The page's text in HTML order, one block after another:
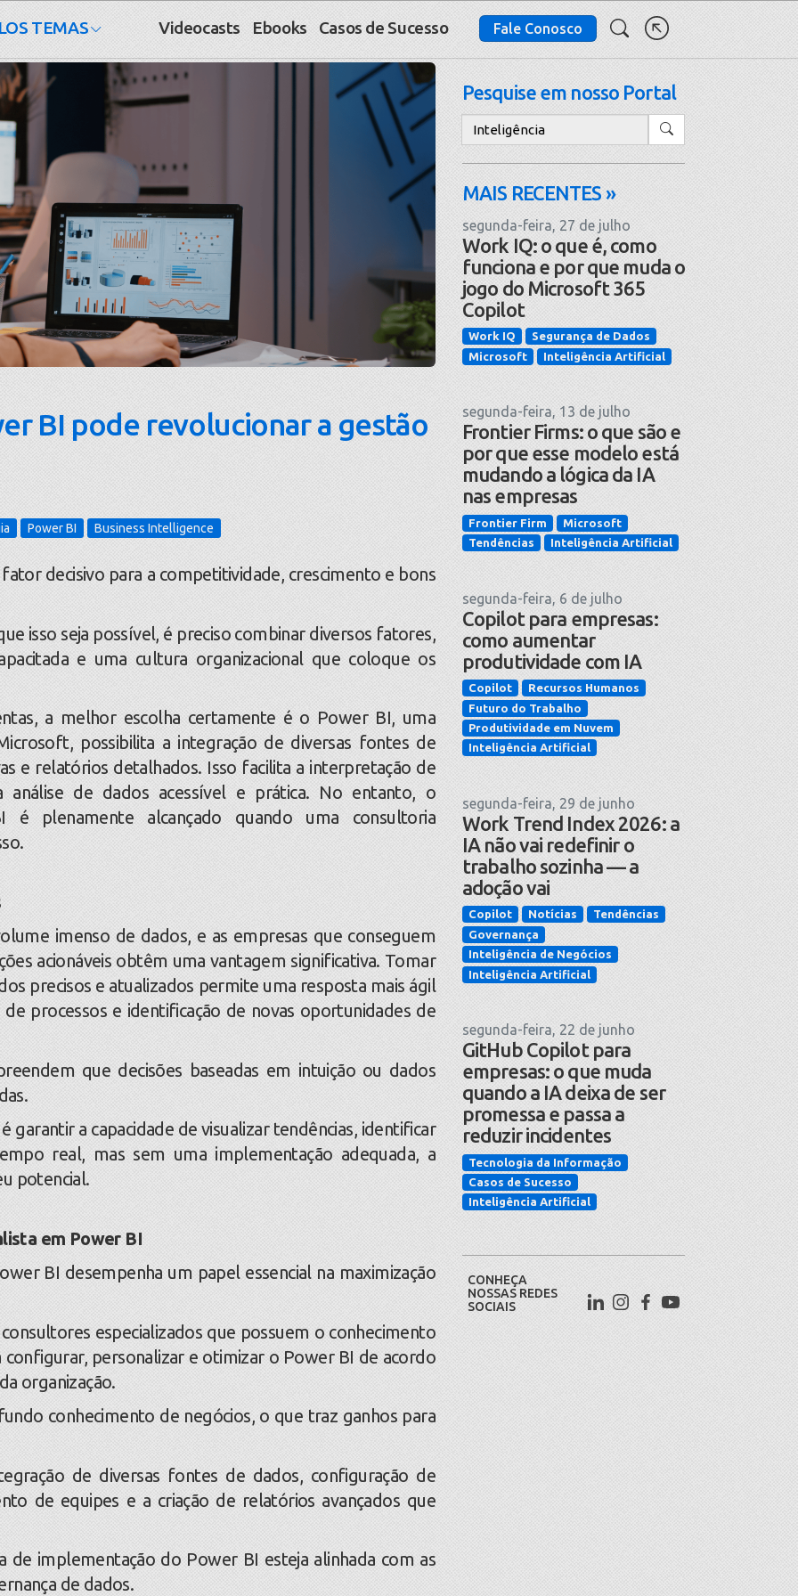
TEMAS Videocasts Ebooks Casos de Sucesso Fale Conosco
BI pode revolucionar a gestão
Power BI Business Intelligence
decisivo para a competitividade, crescimento e bons
isso seja possível, é preciso combinar diversos fatores,
e uma cultura organizacional que coloque os
a melhor escolha certamente é o Power BI, uma
possibilita a integração de diversas fontes de
e relatórios detalhados. Isso facilita a interpretação de
análise de dados acessível e prática. No entanto, o
plenamente alcançado quando uma consultoria
imenso de dados, e as empresas que conseguem
acionáveis obtêm uma vantagem significativa. Tomar
precisos e atualizados permite uma resposta mais ágil
processos e identificação de novas oportunidades de
que decisões baseadas em intuição ou dados
a capacidade de visualizar tendências, identificar
real, mas sem uma implementação adequada, a
potencial.
em Power BI
BI desempenha um papel essencial na maximização
especializados que possuem o conhecimento
configurar, personalizar e otimizar o Power BI de acordo
organização.
conhecimento de negócios, o que traz ganhos para
de diversas fontes de dados, configuração de
de equipes e a criação de relatórios avançados que
implementação do Power BI esteja alinhada com as
de dados.
Pesquise em nosso Portal
Pesquisar
MAIS RECENTES »
segunda-feira, 27 de julho
Work IQ: o que é, como
funciona e por que muda o
jogo do Microsoft 365
Copilot
Work IQ
Segurança de Dados
Microsoft
Inteligência Artificial
segunda-feira, 13 de julho
Frontier Firms: o que são e
por que esse modelo está
mudando a lógica da IA
nas empresas
Frontier Firm
Microsoft
Tendências
Inteligência Artificial
segunda-feira, 6 de julho
Copilot para empresas:
como aumentar
produtividade com IA
Copilot
Recursos Humanos
Futuro do Trabalho
Produtividade em Nuvem
Inteligência Artificial
segunda-feira, 29 de junho
Work Trend Index 2026: a
IA não vai redefinir o
trabalho sozinha — a
adoção vai
Copilot Notícias
Tendências
Governança
Inteligência de Negócios
Inteligência Artificial
segunda-feira, 22 de junho
GitHub Copilot para
empresas: o que muda
quando a IA deixa de ser
promessa e passa a
reduzir incidentes
Tecnologia da Informação
Casos de Sucesso
Inteligência Artificial
CONHEÇA
NOSSAS REDES
SOCIAIS